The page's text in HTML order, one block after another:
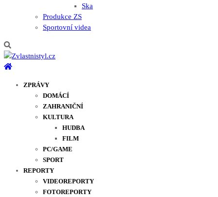
Ska
Produkce ZS
Sportovní videa
ZPRÁVY
DOMÁCÍ
ZAHRANIČNÍ
KULTURA
HUDBA
FILM
PC/GAME
SPORT
REPORTY
VIDEOREPORTY
FOTOREPORTY